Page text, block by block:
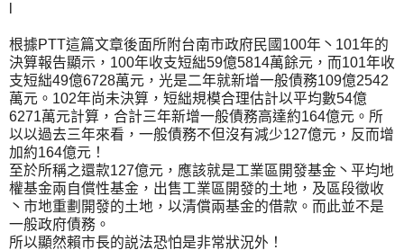
根據PTT這篇文章後面所附台南市政府民國100年丶101年的
決算報告顯示，100年收支短絀59億5814萬餘元，而101年收
支短絀49億6728萬元，光是二年就新增一般債務109億2542
萬元。102年尚未決算，短絀規模合理估計以平均數54億
6271萬元計算，合計三年新增一般債務高達約164億元。所
以以過去三年來看，一般債務不但沒有減少127億元，反而增
加約164億元！
至於所稱之還款127億元，應該就是工業區開發基金丶平均地
權基金兩自償性基金，出售工業區開發的土地，及區段徵收
丶市地重劃開發的土地，以清償兩基金的借款。而此並不是
一般政府債務。
所以顯然賴市長的説法恐怕是非常狀況外！